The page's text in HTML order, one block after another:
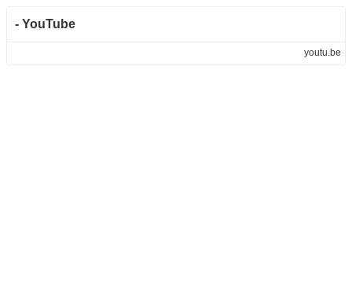
- YouTube
youtu.be